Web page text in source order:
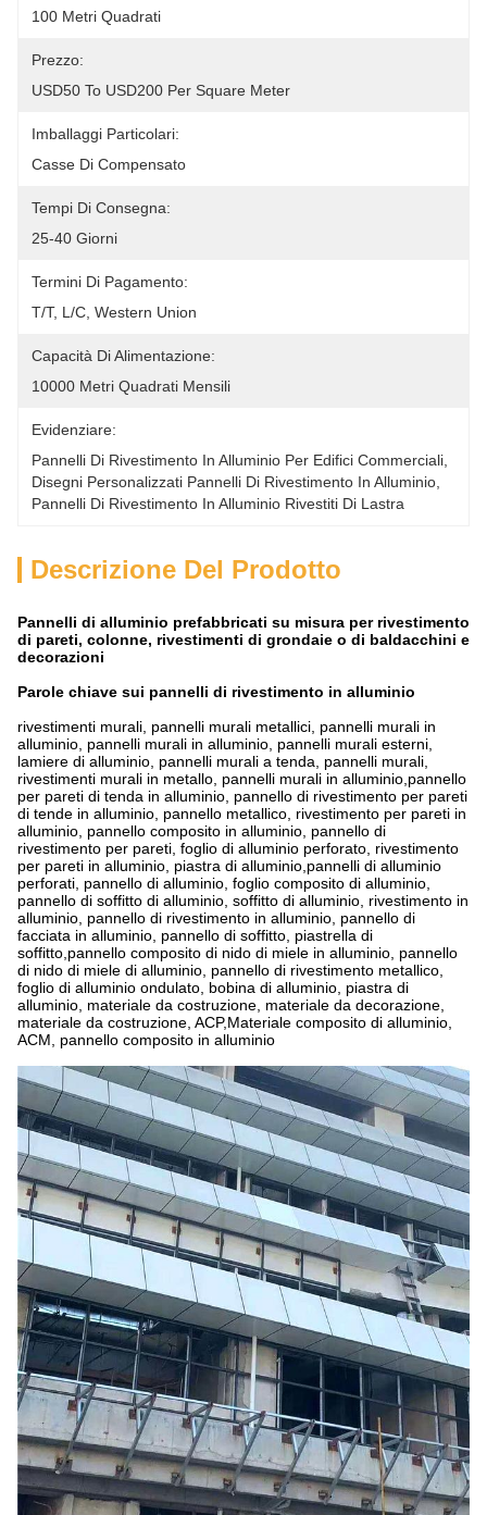
100 Metri Quadrati
Prezzo:
USD50 To USD200 Per Square Meter
Imballaggi Particolari:
Casse Di Compensato
Tempi Di Consegna:
25-40 Giorni
Termini Di Pagamento:
T/T, L/C, Western Union
Capacità Di Alimentazione:
10000 Metri Quadrati Mensili
Evidenziare:
Pannelli Di Rivestimento In Alluminio Per Edifici Commerciali
Disegni Personalizzati Pannelli Di Rivestimento In Alluminio
Pannelli Di Rivestimento In Alluminio Rivestiti Di Lastra
Descrizione Del Prodotto
Pannelli di alluminio prefabbricati su misura per rivestimento
di pareti, colonne, rivestimenti di grondaie o di baldacchini e
decorazioni
Parole chiave sui pannelli di rivestimento in alluminio
rivestimenti murali, pannelli murali metallici, pannelli murali in
alluminio, pannelli murali in alluminio, pannelli murali esterni,
lamiere di alluminio, pannelli murali a tenda, pannelli murali,
rivestimenti murali in metallo, pannelli murali in alluminio,pannello
per pareti di tenda in alluminio, pannello di rivestimento per pareti
di tende in alluminio, pannello metallico, rivestimento per pareti in
alluminio, pannello composito in alluminio, pannello di
rivestimento per pareti, foglio di alluminio perforato, rivestimento
per pareti in alluminio, piastra di alluminio,pannelli di alluminio
perforati, pannello di alluminio, foglio composito di alluminio,
pannello di soffitto di alluminio, soffitto di alluminio, rivestimento in
alluminio, pannello di rivestimento in alluminio, pannello di
facciata in alluminio, pannello di soffitto, piastrella di
soffitto,pannello composito di nido di miele in alluminio, pannello
di nido di miele di alluminio, pannello di rivestimento metallico,
foglio di alluminio ondulato, bobina di alluminio, piastra di
alluminio, materiale da costruzione, materiale da decorazione,
materiale da costruzione, ACP,Materiale composito di alluminio,
ACM, pannello composito in alluminio